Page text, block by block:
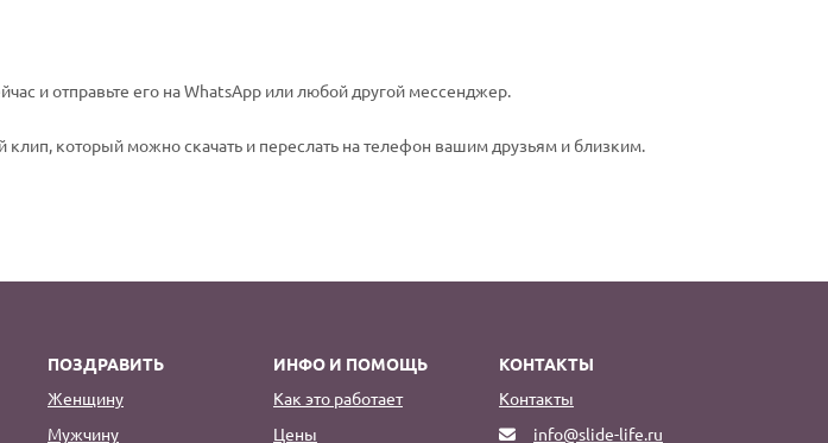
и отправьте его на WhatsApp или любой другой мессенджер.
клип, который можно скачать и переслать на телефон вашим друзьям и близким.
ПОЗДРАВИТЬ
Женщину
Мужчину
ИНФО И ПОМОЩЬ
Как это работает
Цены
КОНТАКТЫ
Контакты
info@slide-life.ru